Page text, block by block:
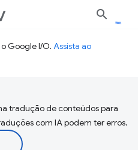
Google I/O. Assista ao
tradução de conteúdos para
com IA podem ter erros.